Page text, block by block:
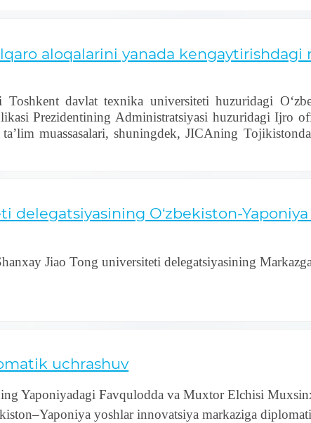
aloqalarini yanada kengaytirishdagi
davlat texnika universiteti huzuridagi
Prezidentining Administratsiyasi huzuridagi Ijro
muassasalari, shuningdek, JICAning
delegatsiyasining O‘zbekiston-
Jiao Tong universiteti delegatsiyasining
uchrashuv
Yaponiyadagi Favqulodda va Muxtor Elchisi
yoshlar innovatsiya markaziga